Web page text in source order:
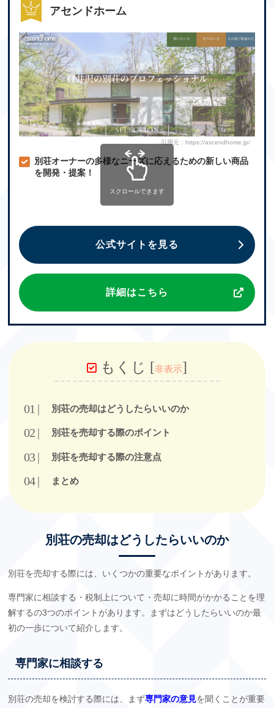
アセンドホーム
引用元：https://ascendhome.jp/
別荘オーナーの多様なニーズに応えるための新しい商品
を開発・提案！
公式サイトを見る
詳細はこちら
スクロールできます
もくじ [非表示]
別荘の売却はどうしたらいいのか
別荘を売却する際のポイント
別荘を売却する際の注意点
まとめ
別荘の売却はどうしたらいいのか
別荘を売却する際には、いくつかの重要なポイントがあります。
専門家に相談する・税制上について・売却に時間がかかることを理
解するの3つのポイントがあります。まずはどうしたらいいのか最
初の一歩について紹介します。
専門家に相談する
別荘の売却を検討する際には、まず専門家の意見を聞くことが重要